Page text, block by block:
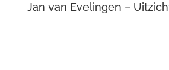
Jan van Evelingen –